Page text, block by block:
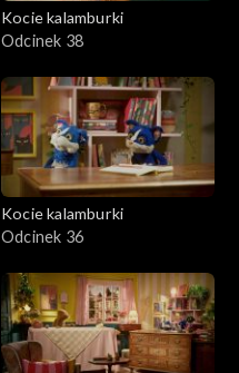
Kocie kalamburki
Odcinek 38
Kocie kalamburki
Odcinek 36